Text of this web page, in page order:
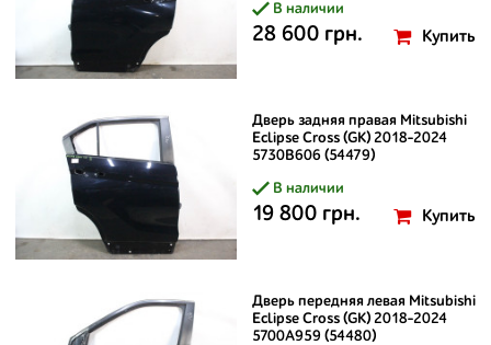
В наличии
28 600 грн. Купить
Дверь задняя правая Mitsubishi
Eclipse Cross (GK) 2018-2024
5730B606 (54479)
В наличии
19 800 грн. Купить
Дверь передняя левая Mitsubishi
Eclipse Cross (GK) 2018-2024
5700A959 (54480)